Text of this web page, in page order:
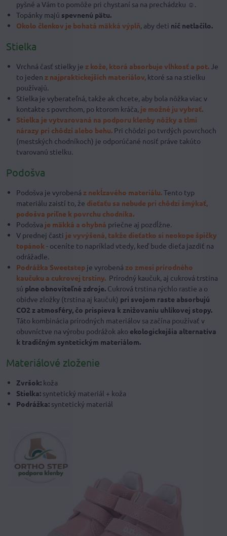
pyšné a Vám to pomôže pri chystaní sa na prechádzku ☺.
Topánky majú spevnenú pätu.
Okolo členkov je bohatá mäkká výplň, aby deti nič netlačilo.
Stielka
Vrchná časť stielky je z kože, ktorá absorbuje vlhkosť a pot. Je
to jeden z najpraktickejších materiálov, ktoré sa na stielku
používajú.
Stielka je vyberateľná, takže ak chcete, aby bola nôžka viac v
kontakte s povrchom, po ktorom kráča, je možné ju vybrať.
Stielka je vytvarovaná na podporu klenby nôžky a tlmí
nárazy pri chôdzi alebo behu. Pri chôdzi po tvrdých povrchoch
(mestských chodníkoch) je odporúčané nosiť práve takúto
tvarovanú stielku.
Podošva
Podošva je vyrobená z nekĺzavého materiálu.Tento typ
materiálu zaistí to, že dieťaťu sa nebude pri chôdzi šmýkať,
podošva priľne k povrchu chodníka.
Podošva je mäkká a ohybná priečne aj pozdĺžne.
V prednej časti je vyvýšená, takže dieťatko si neokope špičky
topánok- oceníte to napríklad vtedy, keď bude dieťa jazdiť na
odrážadle.
Podrážka Sweetstep je vyrobená zo zmesi prírodného
kaučuku a cukrovej trstiny. Prírodný kaučuk, aj cukrová trstina
sú plne obnoviteľné zdroje. Cukrová trstina rýchlo rastie a o
obidve zložky (trstina aj kaučuk) pri svojom raste absorbujú
CO2 z atmosféry, čo prispieva k znižovaniu uhlíkovej stopy.
Táto kombinácia prírodných materiálov sa začína používať v
obuvníctve na výrobu podrážok ako ekologickejšia alternatíva
k tradičným syntetickým materiálom.
Materiálové zloženie
Zvršok: koža
Stielka: syntetický materiál + koža
Podrážka: syntetický materiál